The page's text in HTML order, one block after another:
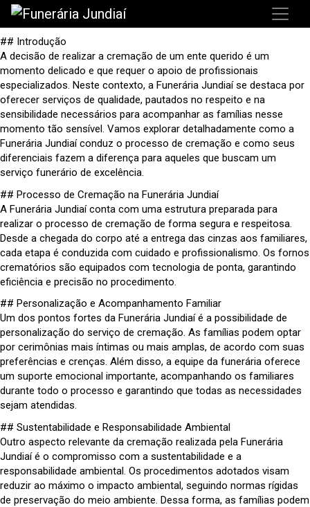
## Introdução
A decisão de realizar a cremação de um ente querido é um
momento delicado e que requer o apoio de profissionais
especializados. Neste contexto, a Funerária Jundiaí se destaca por
oferecer serviços de qualidade, pautados no respeito e na
sensibilidade necessários para acompanhar as famílias nesse
momento tão sensível. Vamos explorar detalhadamente como a
Funerária Jundiaí conduz o processo de cremação e como seus
diferenciais fazem a diferença para aqueles que buscam um
serviço funerário de excelência.
## Processo de Cremação na Funerária Jundiaí
A Funerária Jundiaí conta com uma estrutura preparada para
realizar o processo de cremação de forma segura e respeitosa.
Desde a chegada do corpo até a entrega das cinzas aos familiares,
cada etapa é conduzida com cuidado e profissionalismo. Os fornos
crematórios são equipados com tecnologia de ponta, garantindo
eficiência e precisão no procedimento.
## Personalização e Acompanhamento Familiar
Um dos pontos fortes da Funerária Jundiaí é a possibilidade de
personalização do serviço de cremação. As famílias podem optar
por cerimônias mais íntimas ou mais amplas, de acordo com suas
preferências e crenças. Além disso, a equipe da funerária oferece
um suporte emocional importante, acompanhando os familiares
durante todo o processo e garantindo que todas as necessidades
sejam atendidas.
## Sustentabilidade e Responsabilidade Ambiental
Outro aspecto relevante da cremação realizada pela Funerária
Jundiaí é o compromisso com a sustentabilidade e a
responsabilidade ambiental. Os procedimentos adotados visam
reduzir ao máximo o impacto ambiental, seguindo normas rígidas
de preservação do meio ambiente. Dessa forma, as famílias podem